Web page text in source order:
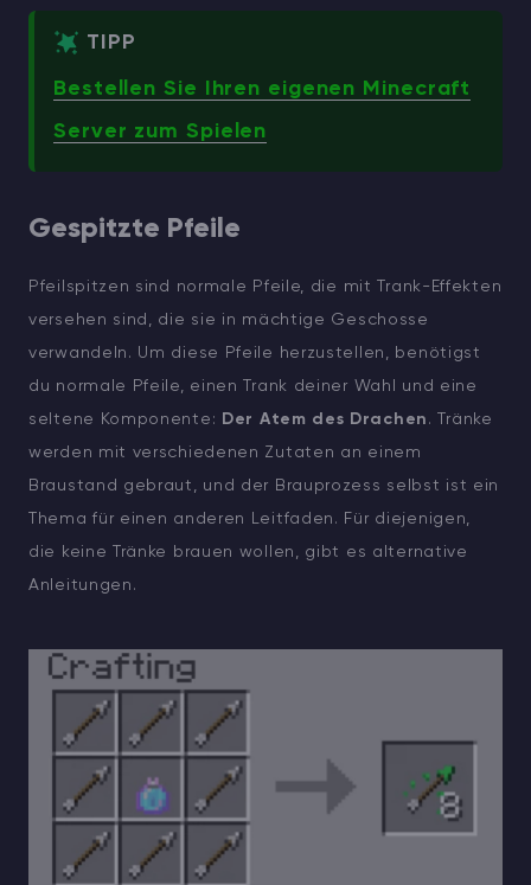
TIPP
Bestellen Sie Ihren eigenen Minecraft
Server zum Spielen
Gespitzte Pfeile
Pfeilspitzen sind normale Pfeile, die mit Trank-Effekten
versehen sind, die sie in mächtige Geschosse
verwandeln. Um diese Pfeile herzustellen, benötigst
du normale Pfeile, einen Trank deiner Wahl und eine
seltene Komponente:
Der Atem des Drachen . Tränke
werden mit verschiedenen Zutaten an einem
Braustand gebraut, und der Brauprozess selbst ist ein
Thema für einen anderen Leitfaden. Für diejenigen,
die keine Tränke brauen wollen, gibt es alternative
Anleitungen.